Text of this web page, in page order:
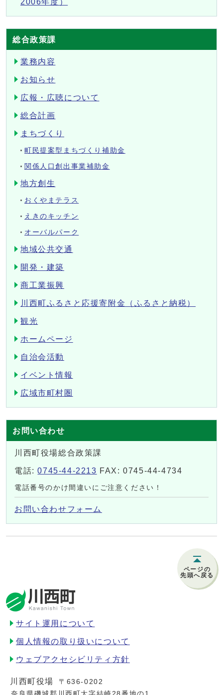
総合政策課
業務内容
お知らせ
広報・広聴について
総合計画
まちづくり
町民提案型まちづくり補助金
関係人口創出事業補助金
地方創生
おくやまテラス
えきのキッチン
オーバルパーク
地域公共交通
開発・建築
商工業振興
川西町ふるさと応援寄附金（ふるさと納税）
観光
ホームページ
自治会活動
イベント情報
広域市町村圏
お問い合わせ
川西町役場総合政策課
電話:0745-44-2213 FAX: 0745-44-4734
電話番号のかけ間違いにご注意ください！
お問い合わせフォーム
ページの
先頭へ戻る
サイト運用について
個人情報の取り扱いについて
ウェブアクセシビリティ方針
川西町役場
〒636-0202